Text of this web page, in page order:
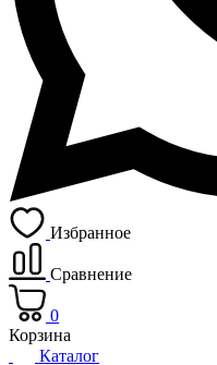
Избранное
Сравнение
0
Корзина
Каталог